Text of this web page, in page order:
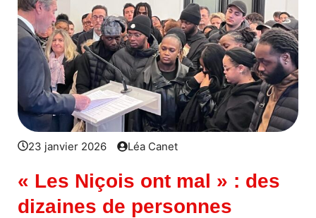
23 janvier 2026 Léa Canet
« Les Niçois ont mal » : des
dizaines de personnes